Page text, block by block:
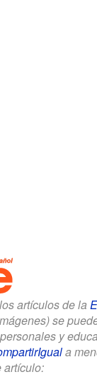
artículos de la
se
y
a
artículo: